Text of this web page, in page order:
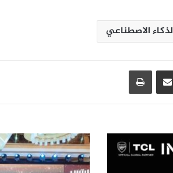
الاصطناعي
مشاركة عبر البريد
ح
ف